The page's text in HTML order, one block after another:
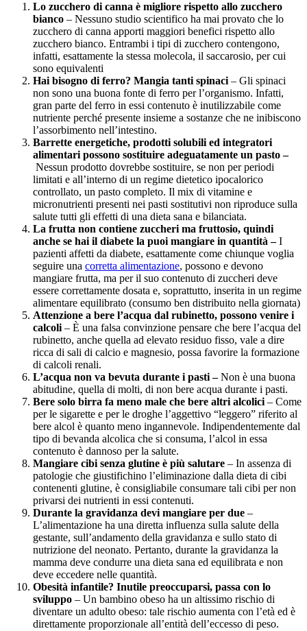
Lo zucchero di canna è migliore rispetto allo zucchero
bianco – Nessuno studio scientifico ha mai provato che lo
zucchero di canna apporti maggiori benefici rispetto allo
zucchero bianco. Entrambi i tipi di zucchero contengono,
infatti, esattamente la stessa molecola, il saccarosio, per cui
sono equivalenti
Hai bisogno di ferro? Mangia tanti spinaci – Gli spinaci
non sono una buona fonte di ferro per l’organismo. Infatti,
gran parte del ferro in essi contenuto è inutilizzabile come
nutriente perché presente insieme a sostanze che ne inibiscono
l’assorbimento nell’intestino.
Barrette energetiche, prodotti solubili ed integratori
alimentari possono sostituire adeguatamente un pasto –
Nessun prodotto dovrebbe sostituire, se non per periodi
limitati e all’interno di un regime dietetico ipocalorico
controllato, un pasto completo. Il mix di vitamine e
micronutrienti presenti nei pasti sostitutivi non riproduce sulla
salute tutti gli effetti di una dieta sana e bilanciata.
La frutta non contiene zuccheri ma fruttosio, quindi
anche se hai il diabete la puoi mangiare in quantità –I
pazienti affetti da diabete, esattamente come chiunque voglia
seguire una corretta alimentazione, possono e devono
mangiare frutta, ma per il suo contenuto di zuccheri deve
essere correttamente dosata e, soprattutto, inserita in un regime
alimentare equilibrato (consumo ben distribuito nella giornata)
Attenzione a bere l’acqua dal rubinetto, possono venire i
calcoli – È una falsa convinzione pensare che bere l’acqua del
rubinetto, anche quella ad elevato residuo fisso, vale a dire
ricca di sali di calcio e magnesio, possa favorire la formazione
di calcoli renali.
L’acqua non va bevuta durante i pasti –Non è una buona
abitudine, quella di molti, di non bere acqua durante i pasti.
Bere solo birra fa meno male che bere altri alcolici – Come
per le sigarette e per le droghe l’aggettivo “leggero” riferito al
bere alcol è quanto meno ingannevole. Indipendentemente dal
tipo di bevanda alcolica che si consuma, l’alcol in essa
contenuto è dannoso per la salute.
Mangiare cibi senza glutine è più salutare – In assenza di
patologie che giustifichino l’eliminazione dalla dieta di cibi
contenenti glutine, è consigliabile consumare tali cibi per non
privarsi dei nutrienti in essi contenuti.
Durante la gravidanza devi mangiare per due –
L’alimentazione ha una diretta influenza sulla salute della
gestante, sull’andamento della gravidanza e sullo stato di
nutrizione del neonato. Pertanto, durante la gravidanza la
mamma deve condurre una dieta sana ed equilibrata e non
deve eccedere nelle quantità.
Obesità infantile? Inutile preoccuparsi, passa con lo
sviluppo – Un bambino obeso ha un altissimo rischio di
diventare un adulto obeso: tale rischio aumenta con l’età ed è
direttamente proporzionale all’entità dell’eccesso di peso.